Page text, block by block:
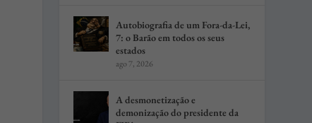
Autobiografia de um Fora-da-Lei,
7: o Barão em todos os seus
estados
ago 7, 2026
A desmonetização e
demonização do presidente da